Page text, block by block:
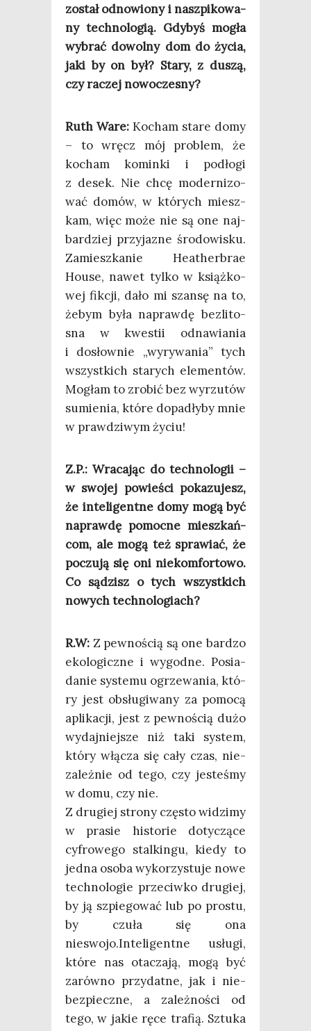
został odno­wio­ny i naszpi­ko­wa­
ny tech­no­lo­gią. Gdy­byś mogła
wybrać dowol­ny dom do życia,
jaki by on był? Sta­ry, z duszą,
czy raczej nowoczesny?
Ruth Ware: Kocham sta­re domy
– to wręcz mój pro­blem, że
kocham komin­ki i pod­ło­gi
z desek. Nie chcę moder­ni­zo­
wać domów, w któ­rych miesz­
kam, więc może nie są one naj­
bar­dziej przy­ja­zne śro­do­wi­sku.
Zamiesz­ka­nie Heather­brae
House, nawet tyl­ko w książ­ko­
wej fik­cji, dało mi szan­sę na to,
żebym była napraw­dę bez­li­to­
sna w kwe­stii odna­wia­nia
i dosłow­nie „wyry­wa­nia” tych
wszyst­kich sta­rych ele­men­tów.
Mogłam to zro­bić bez wyrzu­tów
sumie­nia, któ­re dopa­dły­by mnie
w praw­dzi­wym życiu!
Z.P.: Wra­ca­jąc do tech­no­lo­gii –
w swo­jej powie­ści poka­zu­jesz,
że inte­li­gent­ne domy mogą być
napraw­dę pomoc­ne miesz­kań­
com, ale mogą też spra­wiać, że
poczu­ją się oni nie­kom­for­to­wo.
Co sądzisz o tych wszyst­kich
nowych technologiach?
R.W: Z pew­no­ścią są one bar­dzo
eko­lo­gicz­ne i wygod­ne. Posia­
da­nie sys­te­mu ogrze­wa­nia, któ­
ry jest obsłu­gi­wa­ny za pomo­cą
apli­ka­cji, jest z pew­no­ścią dużo
wydaj­niej­sze niż taki sys­tem,
któ­ry włą­cza się cały czas, nie­
za­leż­nie od tego, czy jeste­śmy
w domu, czy nie.
Z dru­giej stro­ny czę­sto widzi­my
w pra­sie histo­rie doty­czą­ce
cyfro­we­go stal­kin­gu, kie­dy to
jed­na oso­ba wyko­rzy­stu­je nowe
tech­no­lo­gie prze­ciw­ko dru­giej,
by ją szpie­go­wać lub po pro­stu,
by czu­ła się ona
nieswojo.Inteligentne usłu­gi,
któ­re nas ota­cza­ją, mogą być
zarów­no przy­dat­ne, jak i nie­
bez­piecz­ne, a zależ­no­ści od
tego, w jakie ręce tra­fią. Sztu­ka